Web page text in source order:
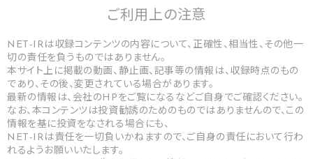
ご利用上の注意
NET-IRは収録コンテンツの内容について、正確性、相当性、その他一
切の責任を負うものではありません。
本サイト上に掲載の動画、静止画、記事等の情報は、収録時点のもの
であり、その後、変更されている場合があります。
最新の情報は、会社のHPをご覧になるなどご自身でご確認ください。
なお、本コンテンツは投資勧誘のためのものではありませんので、この
情報を基に投資をなされる場合にも、
NET-IRは責任を一切負いかねますので、ご自身の責任において行わ
れるようお願いいたします。